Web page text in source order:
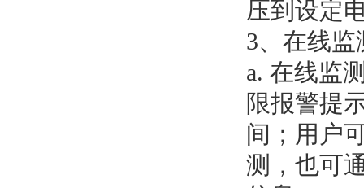
压到设定
3、在线监
a. 在线监
限报警提
间；用户
测，也可